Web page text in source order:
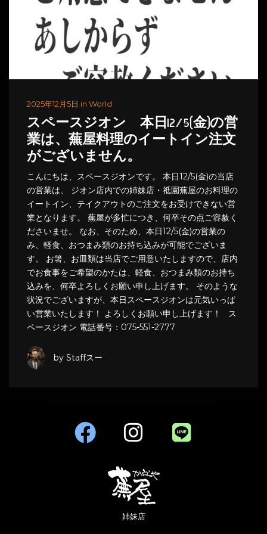
2025年12月5日 in World
スペースジオン 本日12/5(金)の営
業は、蕪屋料理のイートイン注文
がございません。
こんにちは、スペースジオンです。 本日12/5(金)の当店
の営業は、 ジオン店内での姉妹店・祗園蕪屋のお料理の
イートイン、テイクアウトのご注文をお受けできない営
業となります。 蕪屋が多忙につき、何卒その点ご容赦く
ださいませ。 なお、そのため、本日12/5(金)の営業の
み、軽食、おつまみ類のお持ち込みが可能でございま
す。 お箸、お皿類は当店でご用意いたしますので、店内
でお食事をご希望のかたは、軽食、おつまみ類のお持ち
込みを、何卒よろしくお願い申し上げます。 そのような
状況でございますが、本日スペースジオンは元気いっぱ
い営業いたします！ よろしくお願い申し上げます！ ス
ペースジオン 電話番号：075-551-2777
by Staffスー
姉妹店